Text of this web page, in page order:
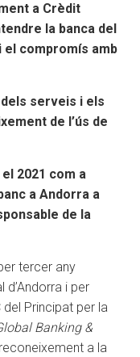
a Crèdit
la banca del
el compromís amb
dels serveis i els
de l’ús de
2021 com a
a Andorra a
de la
tercer any
i per
Principat per la
Banking &
a la